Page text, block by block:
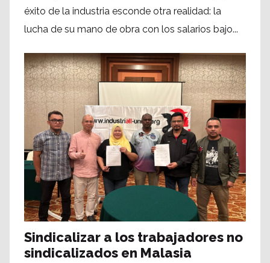
éxito de la industria esconde otra realidad: la
lucha de su mano de obra con los salarios bajo...
Sindicalizar a los trabajadores no
sindicalizados en Malasia